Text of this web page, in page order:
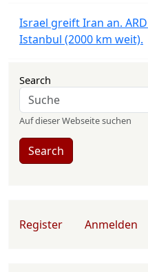
Israel greift Iran an.
Istanbul (2000 km weit).
Search
Auf dieser Webseite suchen
Search
User account menu
Register Anmelden